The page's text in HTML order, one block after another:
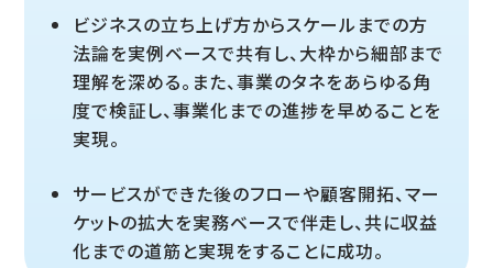
ビジネスの立ち上げ方からスケールまでの方
法論を実例ベースで共有し、大枠から細部まで
理解を深める。また、事業のタネをあらゆる角
度で検証し、事業化までの進捗を早めることを
実現。
サービスができた後のフローや顧客開拓、マー
ケットの拡大を実務ベースで伴走し、共に収益
化までの道筋と実現をすることに成功。